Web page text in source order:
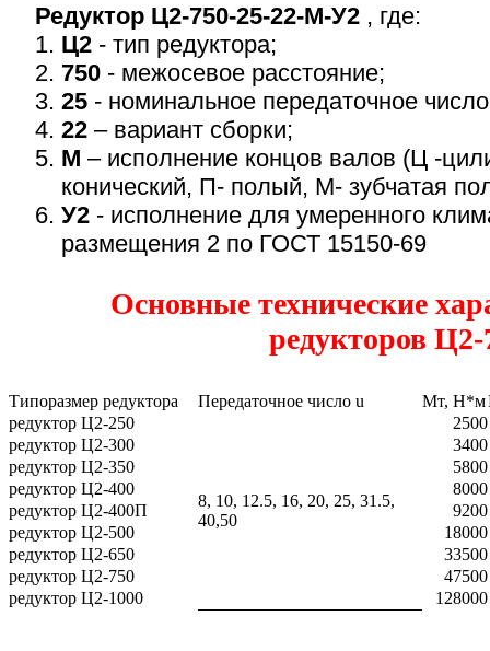
Редуктор Ц2-750-25-22-М-У2 , где:
1. Ц2 - тип редуктора;
2. 750 - межосевое расстояние;
3. 25 - номинальное передаточное
4. 22 – вариант сборки;
5. М – исполнение концов валов (Ц -
конический, П- полый, М- зубчатая
6. У2 - исполнение для умеренного
размещения 2 по ГОСТ 15150-69
Основные технические
редукторов Ц2-
Типоразмер редуктора Передаточное число u Мт, Н*м
редуктор Ц2-250
8, 10, 12.5, 16, 20, 25, 31.5,
40,50
2500
редуктор Ц2-300
3400
редуктор Ц2-350
5800
редуктор Ц2-400
8000
редуктор Ц2-400П
9200
редуктор Ц2-500
18000
редуктор Ц2-650
33500
редуктор Ц2-750
47500
редуктор Ц2-1000
128000